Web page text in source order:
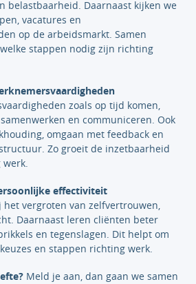
belastbaarheid. Daarnaast kijken we
vacatures en
op de arbeidsmarkt. Samen
stappen nodig zijn richting
zoals op tijd komen,
en communiceren. Ook
omgaan met feedback en
Zo groeit de inzetbaarheid
effectiviteit
vergroten van zelfvertrouwen,
Daarnaast leren cliënten beter
en tegenslagen. Dit helpt om
en stappen richting werk.
Meld je aan, dan gaan we samen